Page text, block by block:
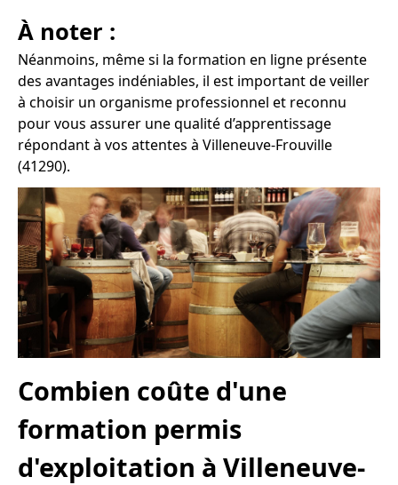
À noter :
Néanmoins, même si la formation en ligne présente
des avantages indéniables, il est important de veiller
à choisir un organisme professionnel et reconnu
pour vous assurer une qualité d’apprentissage
répondant à vos attentes à Villeneuve-Frouville
(41290).
Combien coûte d'une
formation permis
d'exploitation à Villeneuve-